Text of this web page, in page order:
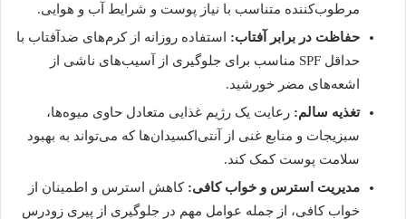
مرطوب‌کننده متناسب با نیاز پوست و شرایط آب و هوایی.
حفاظت در برابر آفتاب: استفاده روزانه از کرم‌های ضدآفتاب با
حداقل SPF مناسب برای جلوگیری از آسیب‌های ناشی از
اشعه‌های مضر خورشید.
تغذیه سالم: رعایت یک رژیم غذایی متعادل حاوی میوه‌ها،
سبزیجات و منابع غنی از آنتی‌اکسیدان‌ها که می‌تواند به بهبود
سلامت پوست کمک کند.
مدیریت استرس و خواب کافی: کاهش استرس و اطمینان از
خواب کافی، از جمله عوامل مهم در جلوگیری از پیری زودرس